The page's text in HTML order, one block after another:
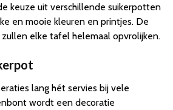
keuze uit verschillende suikerpotten
en mooie kleuren en printjes. De
elke tafel helemaal opvrolijken.
lang hét servies bij vele
wordt een decoratie